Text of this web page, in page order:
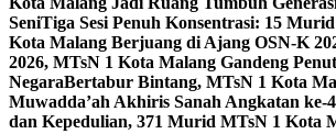
SeniTiga Sesi Penuh Konsentrasi: 15
Kota Malang Berjuang di Ajang OSN-K
2026, MTsN 1 Kota Malang Gandeng
NegaraBertabur Bintang, MTsN 1 Kota
Muwadda’ah Akhiris Sanah Angkatan ke-
dan Kepedulian, 371 Murid MTsN 1 Kota